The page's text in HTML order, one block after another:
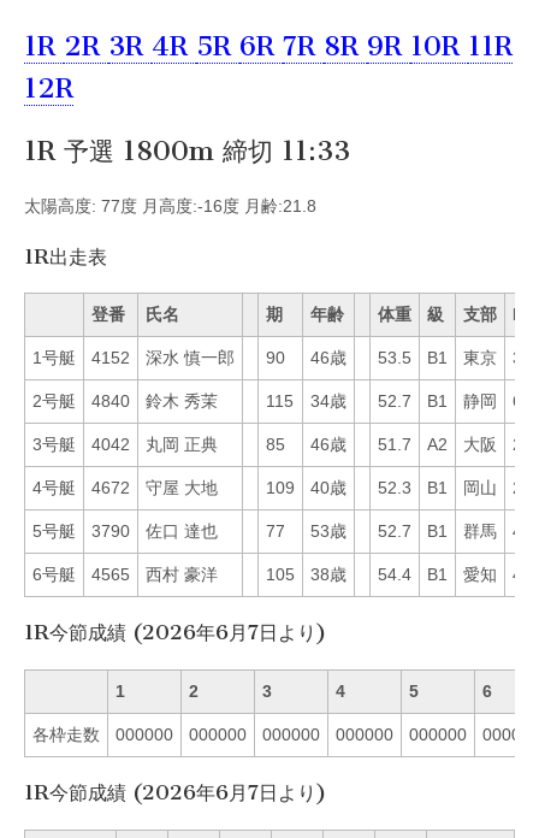
1R 2R 3R 4R 5R 6R 7R 8R 9R 10R 11R
12R
1R 予選 1800m 締切 11:33
太陽高度: 77度 月高度:-16度 月齢:21.8
1R出走表
登番 氏名 期 年齢 体重 級 支部 Mo
1号艇 4152 深水 慎一郎 90 46歳 53.5 B1 東京 38
2号艇 4840 鈴木 秀茉 115 34歳 52.7 B1 静岡 61
3号艇 4042 丸岡 正典 85 46歳 51.7 A2 大阪 26
4号艇 4672 守屋 大地 109 40歳 52.3 B1 岡山 29
5号艇 3790 佐口 達也 77 53歳 52.7 B1 群馬 42
6号艇 4565 西村 豪洋 105 38歳 54.4 B1 愛知 45
1R今節成績 (2026年6月7日より)
1 2 3 4 5 6
各枠走数 000000 000000 000000 000000 000000 000000
1R今節成績 (2026年6月7日より)